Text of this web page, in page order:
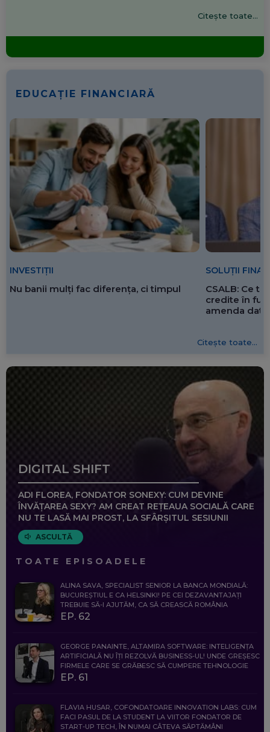
Citește toate...
EDUCAȚIE FINANCIARĂ
INVESTIȚII
Nu banii mulți fac diferența, ci timpul
SOLUȚII
CSALB: Ce
credite în
amenda
Citește toate...
DIGITAL SHIFT
ADI FLOREA, FONDATOR SONEXY: CUM DEVINE
ÎNVĂȚAREA SEXY? AM CREAT REȚEAUA SOCIALĂ CARE
NU TE LASĂ MAI PROST, LA SFÂRȘITUL SESIUNII
ASCULTĂ
TOATE EPISOADELE
ALINA SAVA, SPECIALIST SENIOR LA BANCA MONDIALĂ:
BUCUREȘTIUL E CA HELSINKI! PE CEI DEZAVANTAJAȚI
TREBUIE SĂ-I AJUTĂM, CA SĂ CREASCĂ ROMÂNIA
EP. 62
GEORGE PANAINTE, ALTAMIRA SOFTWARE: INTELIGENȚA
ARTIFICIALĂ NU ÎȚI REZOLVĂ BUSINESS-UL! UNDE GREȘESC
FIRMELE CARE SE GRĂBESC SĂ CUMPERE TEHNOLOGIE
EP. 61
FLAVIA HUSAR, COFONDATOARE INNOVATION LABS: CUM
FACI PASUL DE LA STUDENT LA VIITOR FONDATOR DE
START-UP TECH, ÎN NUMAI CÂTEVA SĂPTĂMÂNI